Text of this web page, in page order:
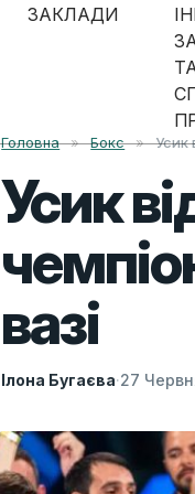
ЗАКЛАДИ
Головна » Бокс » Усик
Усик
вазі
Ілона Бугаєва·27